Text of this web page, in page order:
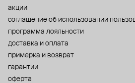
акции
cоглашение об использовании
программа лояльности
доставка и оплата
примерка и возврат
гарантии
оферта